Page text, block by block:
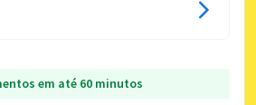
em até 60 minutos